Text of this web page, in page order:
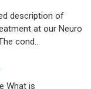
description of
at our Neuro
cond...
What is